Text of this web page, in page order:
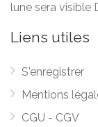
lune sera visible
Liens utiles
S'enregistrer
Mentions
CGU - CGV